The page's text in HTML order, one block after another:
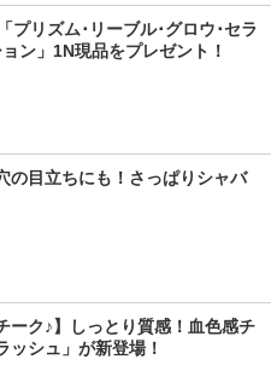
プリズム･リーブル･グロウ･セラ
の目立ちにも！さっぱりシャバ
ーク♪】しっとり質感！血色感チ
ッシュ」が新登場！